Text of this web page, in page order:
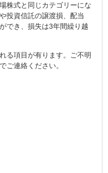
株式と同じカテゴリーにな
投資信託の譲渡損、配当
でき、損失は3年間繰り越
る項目が有ります。ご不明
ご連絡ください。